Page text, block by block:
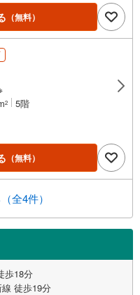
（無料）
2 5階
（無料）
全4件）
歩18分
徒歩19分